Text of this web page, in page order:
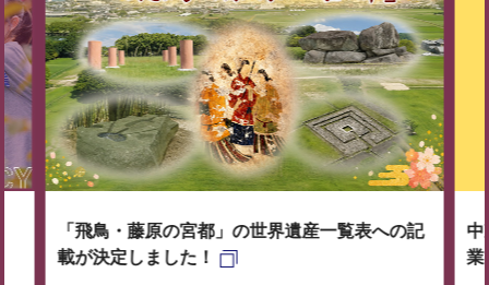
「飛鳥・藤原の宮都」の世界遺産一覧表への記
載が決定しました！
中
業